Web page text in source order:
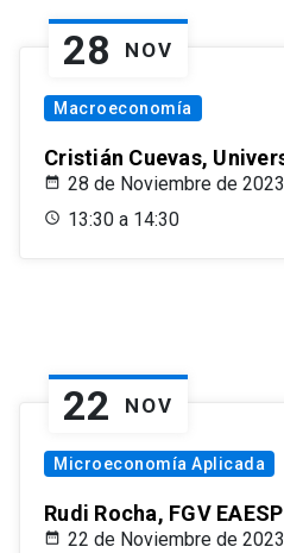
28 NOV
Macroeconomía
Cristián Cuevas,
28 de Noviembre de 2023
13:30 a 14:30
22 NOV
Microeconomía Aplicada
Rudi Rocha, FGV EAESP
22 de Noviembre de 2023